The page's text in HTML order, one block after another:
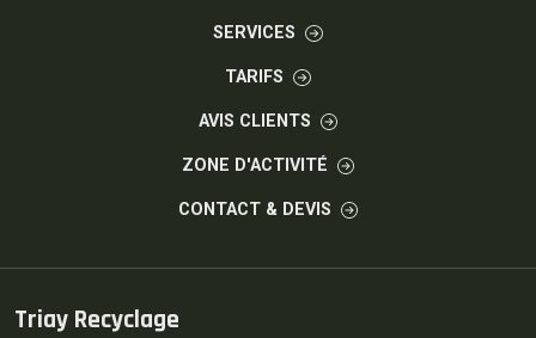
SERVICES
TARIFS
AVIS CLIENTS
ZONE D'ACTIVITÉ
CONTACT & DEVIS
Triay Recyclage